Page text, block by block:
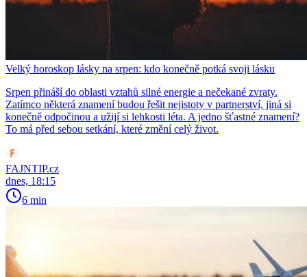
Velký horoskop lásky na srpen: kdo konečně potká svoji lásku
Srpen přináší do oblasti vztahů silné energie a nečekané zvraty.
Zatímco některá znamení budou řešit nejistoty v partnerství, jiná si
konečně odpočinou a užijí si lehkosti léta. A jedno šťastné znamení?
To má před sebou setkání, které změní celý život.
FAJNTIP.cz
dnes, 18:15
6 min